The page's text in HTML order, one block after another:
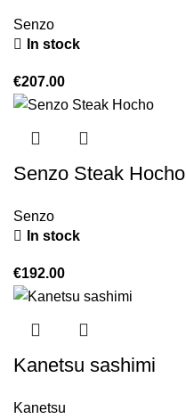
Senzo
In stock
€207.00
Senzo Steak Hocho
Senzo
In stock
€192.00
Kanetsu sashimi
Kanetsu